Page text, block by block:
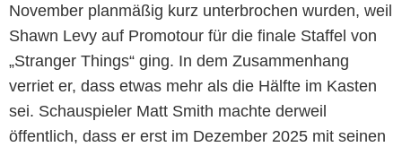
November planmäßig kurz unterbrochen wurden, weil
Shawn Levy auf Promotour für die finale Staffel von
„Stranger Things“ ging. In dem Zusammenhang
verriet er, dass etwas mehr als die Hälfte im Kasten
sei. Schauspieler Matt Smith machte derweil
öffentlich, dass er erst im Dezember 2025 mit seinen